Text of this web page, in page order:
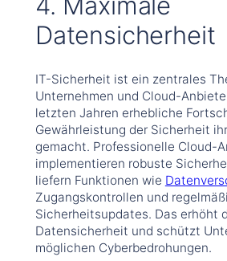
Datensicherheit
IT-Sicherheit ist ein zentrales
Unternehmen und Cloud-
letzten Jahren erhebliche
Gewährleistung der Sicherheit
gemacht. Professionelle Cloud-
implementieren robuste
liefern Funktionen wie
Zugangskontrollen und
Sicherheitsupdates. Das erhöht
Datensicherheit und schützt
möglichen Cyberbedrohungen.